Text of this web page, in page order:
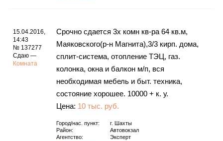
15.04.2016,
14:43
№ 137277
Сдаю —
Комната
Срочно сдается 3х комн кв-ра 64 кв.м,
Маяковского(р-н Магнита),3/3 кирп. дома,
сплит-система, отопление ТЭЦ, газ.
колонка, окна и балкон м/п, вся
необходимая мебель и быт. техника,
состояние хорошее. 10000 + к. у.
Цена: 10 тыс. руб.
Город/нас. пункт: г.
Шахты
Район:
Автовокзал
Агентство:
Эксперт